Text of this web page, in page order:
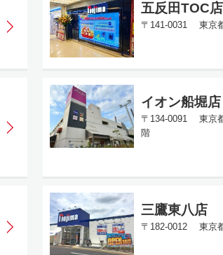
五反田TOC店
〒141-0031 東京
イオン船堀店
〒134-0091 東京
階
三鷹東八店
〒182-0012 東京